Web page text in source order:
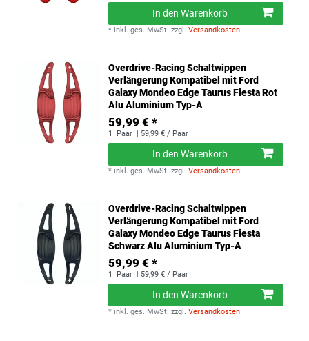
In den Warenkorb
* inkl. ges. MwSt. zzgl.Versandkosten
Overdrive-Racing Schaltwippen
Verlängerung Kompatibel mit Ford
Galaxy Mondeo Edge Taurus Fiesta Rot
Alu Aluminium Typ-A
59,99 € *
1 Paar | 59,99 € / Paar
In den Warenkorb
* inkl. ges. MwSt. zzgl.Versandkosten
Overdrive-Racing Schaltwippen
Verlängerung Kompatibel mit Ford
Galaxy Mondeo Edge Taurus Fiesta
Schwarz Alu Aluminium Typ-A
59,99 € *
1 Paar | 59,99 € / Paar
In den Warenkorb
* inkl. ges. MwSt. zzgl.Versandkosten